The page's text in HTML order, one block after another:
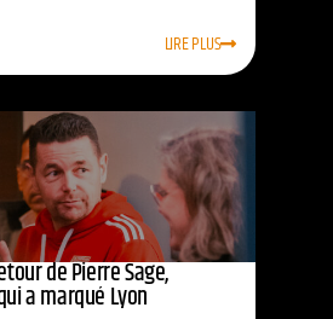
LIRE PLUS
de Pierre Sage,
a marqué Lyon